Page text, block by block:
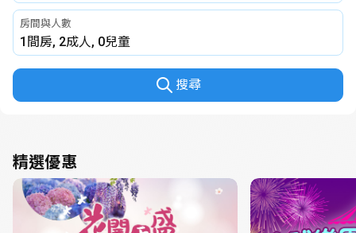
房間與人數
搜尋
精選優惠